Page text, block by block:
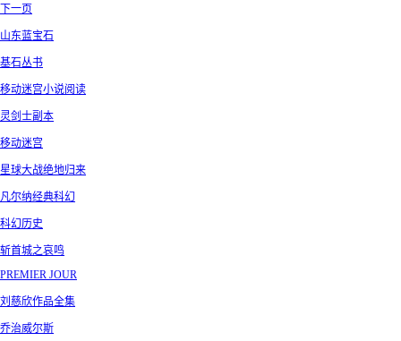
下一页
山东蓝宝石
基石丛书
移动迷宫小说阅读
灵剑士副本
移动迷宫
星球大战绝地归来
凡尔纳经典科幻
科幻历史
斩首城之哀鸣
PREMIER JOUR
刘慈欣作品全集
乔治威尔斯